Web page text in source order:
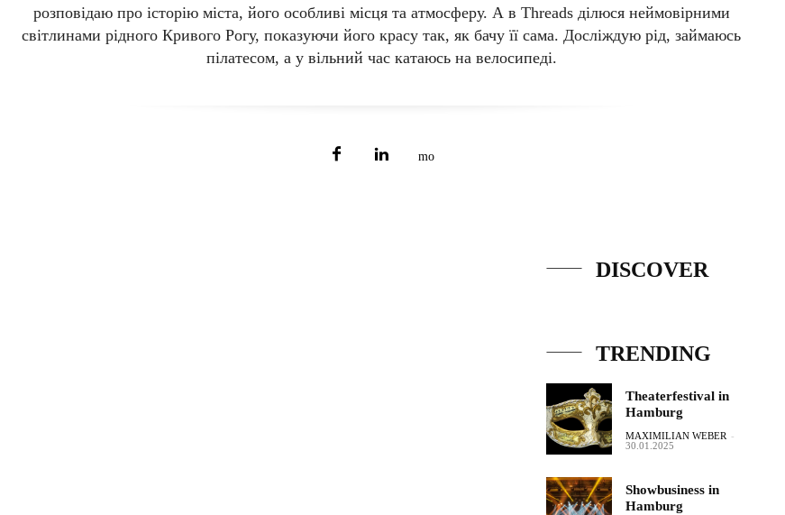
розповідаю про історію міста, його особливі місця та атмосферу. А в Threads ділюся неймовірними
світлинами рідного Кривого Рогу, показуючи його красу так, як бачу її сама. Досліждую рід, займаюсь
пілатесом, а у вільний час катаюсь на велосипеді.
DISCOVER
TRENDING
Theaterfestival in
Hamburg
MAXIMILIAN WEBER -
30.01.2025
Showbusiness in
Hamburg